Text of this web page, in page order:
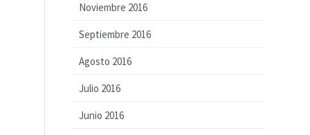
Noviembre 2016
Septiembre 2016
Agosto 2016
Julio 2016
Junio 2016